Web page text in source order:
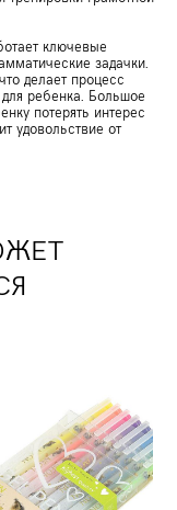
ключевые
задачки.
делает процесс
ребенка. Большое
потерять интерес
удовольствие от